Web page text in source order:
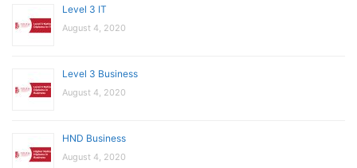
Level 3 IT
August 4, 2020
Level 3 Business
August 4, 2020
HND Business
August 4, 2020